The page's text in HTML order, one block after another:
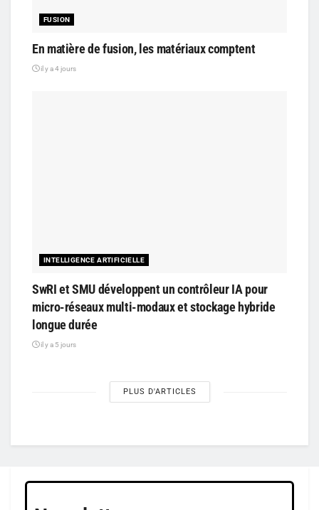
FUSION
En matière de fusion, les matériaux comptent
il y a 4 jours
INTELLIGENCE ARTIFICIELLE
SwRI et SMU développent un contrôleur IA pour
micro-réseaux multi-modaux et stockage hybride
longue durée
il y a 5 jours
PLUS D'ARTICLES